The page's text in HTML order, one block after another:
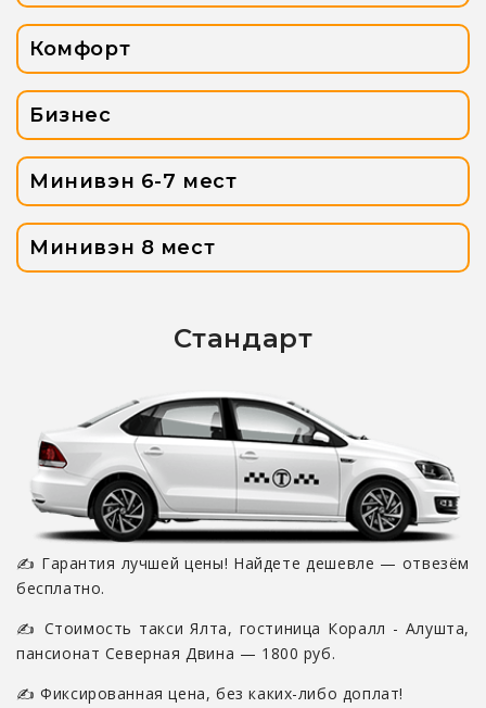
Комфорт
Бизнес
Минивэн 6-7 мест
Минивэн 8 мест
Стандарт
✍ Гарантия лучшей цены! Найдете дешевле — отвезём
бесплатно.
✍ Стоимость такси Ялта, гостиница Коралл - Алушта,
пансионат Северная Двина — 1800 руб.
✍ Фиксированная цена, без каких-либо доплат!